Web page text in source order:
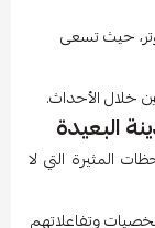
حيث تسعى
خلال الأحداث.
البعيدة
المثيرة التي لا
وتفاعلاتهم